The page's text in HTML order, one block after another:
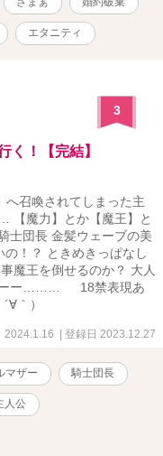
エタニティ
3
！【完結】
へ召喚されてしまった主
【魔力】とか【魔王】と
士団長 金髪ウェーブの美
！？ ときめきっぱなし
魔王を倒せるのか？ 大人
ーー……… 18禁表現あ
｀）
2024.1.16 | 登録日 2023.12.27
マザー 騎士団長
人公